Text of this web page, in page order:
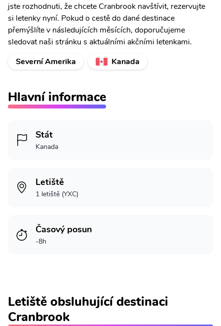
jste rozhodnuti, že chcete Cranbrook navštívit, rezervujte
si letenky nyní. Pokud o cestě do dané destinace
přemýšlíte v následujících měsících, doporučujeme
sledovat naši stránku s aktuálními akčními letenkami.
Severní Amerika
Kanada
Hlavní informace
Stát
Kanada
Letiště
1 letiště (YXC)
Časový posun
-8h
Letiště obsluhující destinaci
Cranbrook